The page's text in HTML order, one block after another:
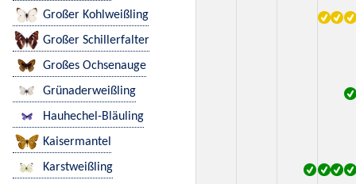
Großer Kohlweißling
Großer Schillerfalter
Großes Ochsenauge
Grünaderweißling
Hauhechel-Bläuling
Kaisermantel
Karstweißling